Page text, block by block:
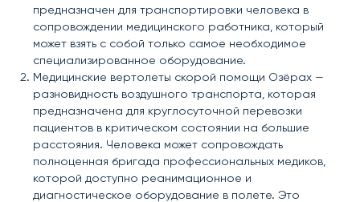
предназначен для транспортировки человека в
сопровождении медицинского работника, который
может взять с собой только самое необходимое
специализированное оборудование.
Медицинские вертолеты скорой помощи Озёрах —
разновидность воздушного транспорта, которая
предназначена для круглосуточной перевозки
пациентов в критическом состоянии на большие
расстояния. Человека может сопровождать
полноценная бригада профессиональных медиков,
которой доступно реанимационное и
диагностическое оборудование в полете. Это